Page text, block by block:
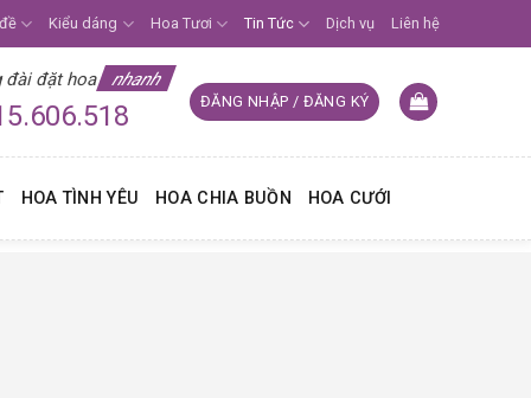
Kiểu dáng Hoa Tươi Tin Tức Dịch vụ Liên hệ
đài đặt hoa nhanh
ĐĂNG NHẬP / ĐĂNG KÝ
HOA TÌNH YÊU HOA CHIA BUỒN HOA CƯỚI